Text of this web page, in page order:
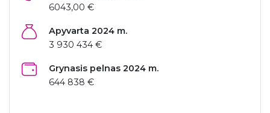
6043,00 €
Apyvarta 2024 m.
3 930 434 €
Grynasis pelnas 2024 m.
644 838 €